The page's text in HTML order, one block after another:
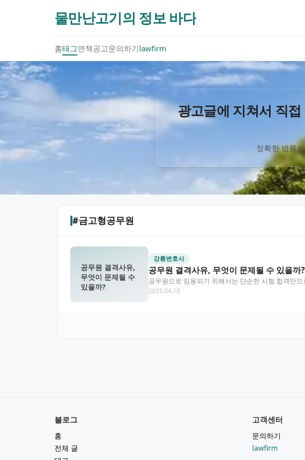
물만난고기의 정보 바다
홈태그면책공고문의하기lawfirm
광고글에 지쳐서 직
정확한 법률
#금고형공무원
공무원 결격사유,
무엇이 문제될 수
있을까?
강릉변호사
공무원 결격사유, 무엇이 문제될 수 있을까?
공무원으로 임용되기 위해서는 단순한 시험 합격만
서는 공무원 결격사유의 법…
2025.04.10
블로그
홈
전체 글
고객센터
문의하기
lawfirm